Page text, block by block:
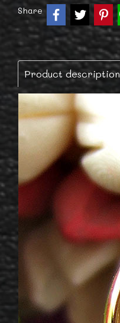
Share
Product description